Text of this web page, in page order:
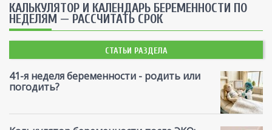
КАЛЬКУЛЯТОР И КАЛЕНДАРЬ БЕРЕМЕННОСТИ ПО
НЕДЕЛЯМ — РАССЧИТАТЬ СРОК
СТАТЬИ РАЗДЕЛА
41-я неделя беременности - родить или
погодить?